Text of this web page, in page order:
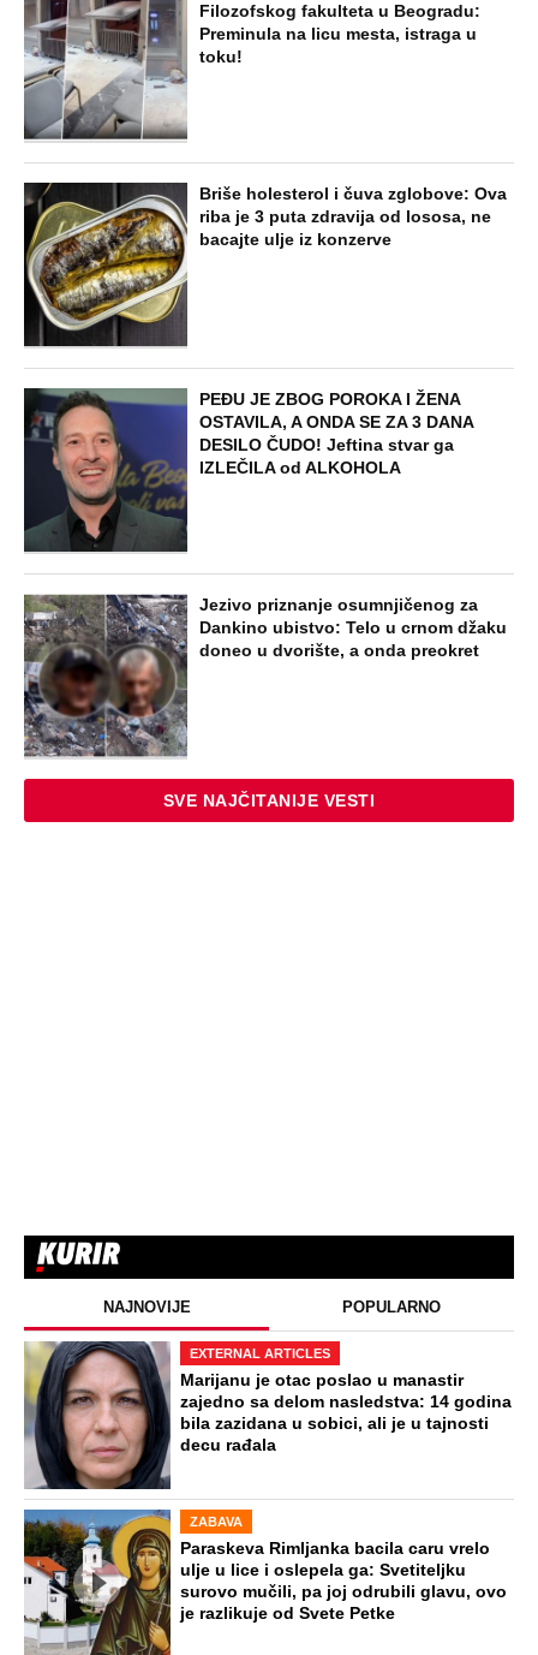
Filozofskog fakulteta u Beogradu:
Preminula na licu mesta, istraga u
toku!
Briše holesterol i čuva zglobove: Ova
riba je 3 puta zdravija od lososa, ne
bacajte ulje iz konzerve
PEĐU JE ZBOG POROKA I ŽENA
OSTAVILA, A ONDA SE ZA 3 DANA
DESILO ČUDO! Jeftina stvar ga
IZLEČILA od ALKOHOLA
Jezivo priznanje osumnjičenog za
Dankino ubistvo: Telo u crnom džaku
doneo u dvorište, a onda preokret
SVE NAJČITANIJE VESTI
NAJNOVIJE POPULARNO
EXTERNAL ARTICLES
Marijanu je otac poslao u manastir
zajedno sa delom nasledstva: 14 godina
bila zazidana u sobici, ali je u tajnosti
decu rađala
ZABAVA
Paraskeva Rimljanka bacila caru vrelo
ulje u lice i oslepela ga: Svetiteljku
surovo mučili, pa joj odrubili glavu, ovo
je razlikuje od Svete Petke